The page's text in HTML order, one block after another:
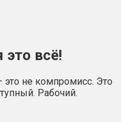
это всё!
не компромисс. Это
Рабочий.